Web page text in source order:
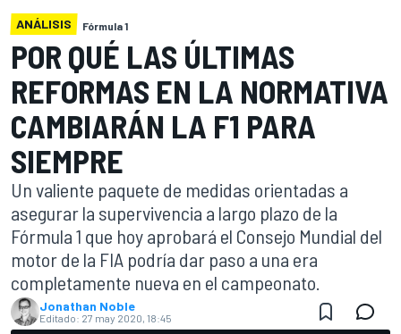
ANÁLISIS Fórmula 1
POR QUÉ LAS ÚLTIMAS
REFORMAS EN LA NORMATIVA
CAMBIARÁN LA F1 PARA
SIEMPRE
Un valiente paquete de medidas orientadas a
asegurar la supervivencia a largo plazo de la
Fórmula 1 que hoy aprobará el Consejo Mundial del
motor de la FIA podría dar paso a una era
completamente nueva en el campeonato.
Jonathan Noble
Editado: 27 may 2020, 18:45